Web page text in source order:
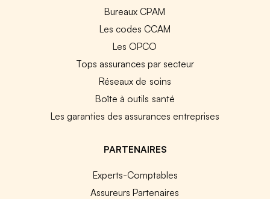
Bureaux CPAM
Les codes CCAM
Les OPCO
Tops assurances par secteur
Réseaux de soins
Boîte à outils santé
Les garanties des assurances entreprises
PARTENAIRES
Experts-Comptables
Assureurs Partenaires